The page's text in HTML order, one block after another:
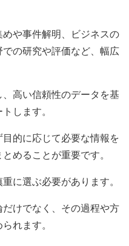
や事件解明、ビジネスの
の研究や評価など、幅広
高い信頼性のデータを基
します。
的に応じて必要な情報を
めることが重要です。
に選ぶ必要があります。
けでなく、その過程や方
れます。